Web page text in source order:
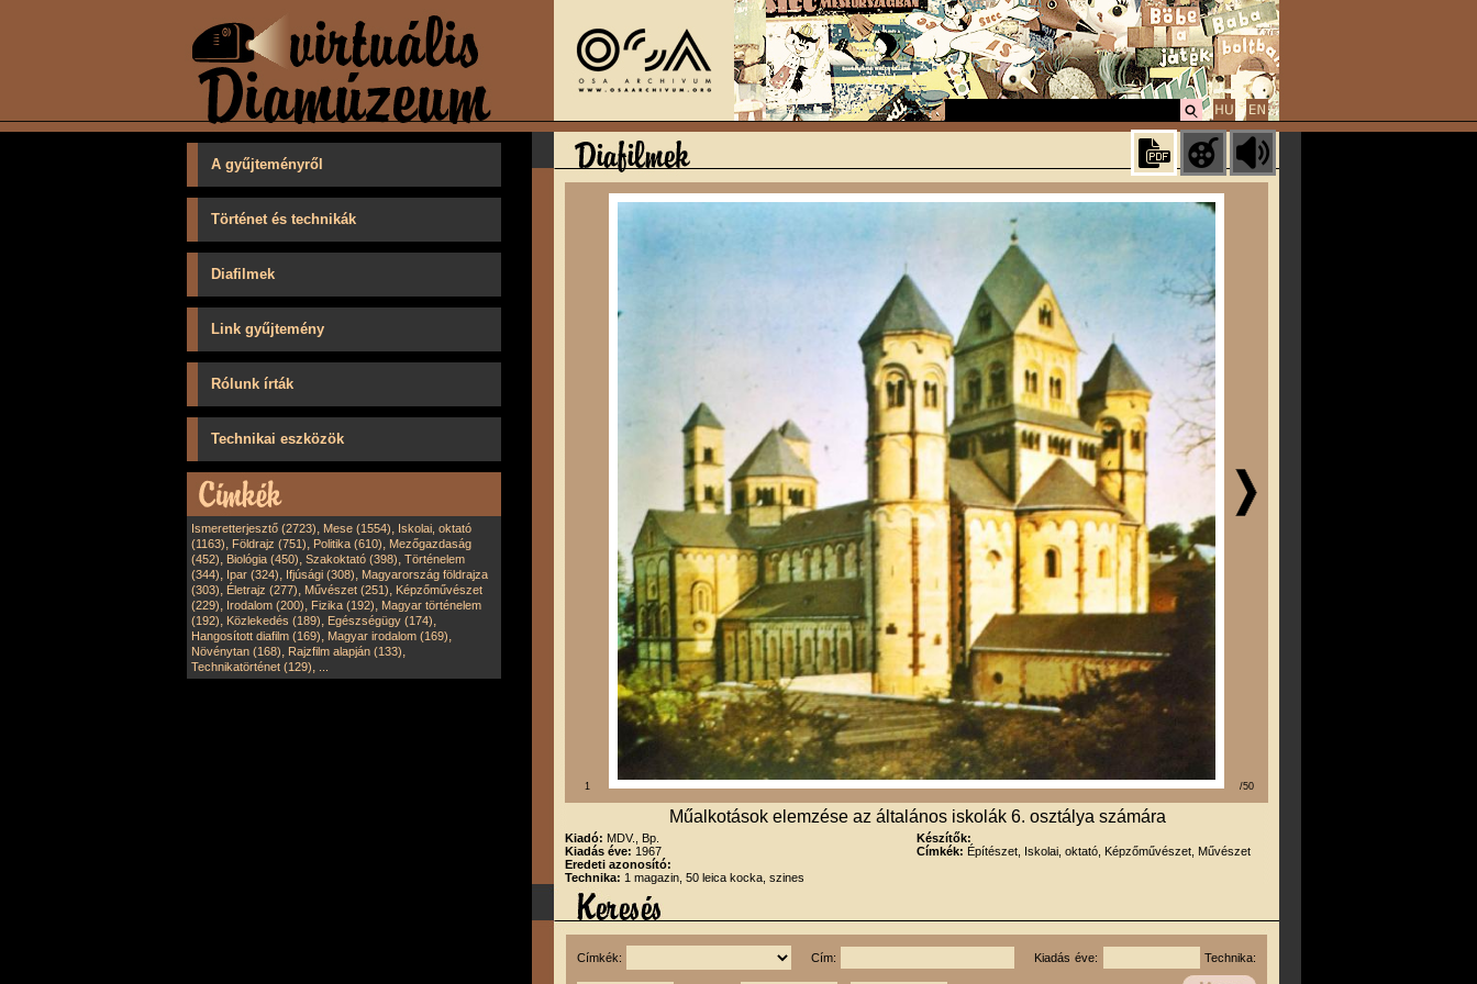
A gyűjteményről
Történet és technikák
Diafilmek
Link gyűjtemény
Rólunk írták
Technikai eszközök
Ismeretterjesztő (2723), Mese (1554), Iskolai, oktató
(1163), Földrajz (751), Politika (610), Mezőgazdaság
(452), Biológia (450), Szakoktató (398), Történelem
(344), Ipar (324), Ifjúsági (308), Magyarország földrajza
(303), Életrajz (277), Művészet (251), Képzőművészet
(229), Irodalom (200), Fizika (192), Magyar történelem
(192), Közlekedés (189), Egészségügy (174),
Hangosított diafilm (169), Magyar irodalom (169),
Növénytan (168), Rajzfilm alapján (133),
Technikatörténet (129),
1 /50
Műalkotások elemzése az általános iskolák 6. osztálya számára
Kiadó: MDV., Bp.
Kiadás éve: 1967
Eredeti azonosító:
Technika: 1 magazin, 50 leica kocka, szines
Készítők:
Címkék: Építészet, Iskolai, oktató, Képzőművészet, Művészet
Címkék: Cím: Kiadás éve: Technika: